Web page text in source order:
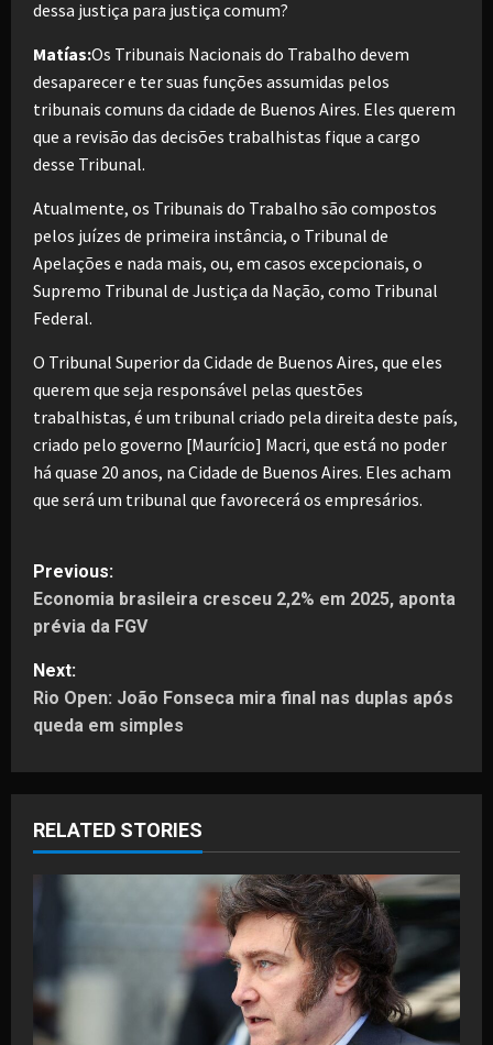
dessa justiça para justiça comum?
Matías:Os Tribunais Nacionais do Trabalho devem
desaparecer e ter suas funções assumidas pelos
tribunais comuns da cidade de Buenos Aires. Eles querem
que a revisão das decisões trabalhistas fique a cargo
desse Tribunal.
Atualmente, os Tribunais do Trabalho são compostos
pelos juízes de primeira instância, o Tribunal de
Apelações e nada mais, ou, em casos excepcionais, o
Supremo Tribunal de Justiça da Nação, como Tribunal
Federal.
O Tribunal Superior da Cidade de Buenos Aires, que eles
querem que seja responsável pelas questões
trabalhistas, é um tribunal criado pela direita deste país,
criado pelo governo [Maurício] Macri, que está no poder
há quase 20 anos, na Cidade de Buenos Aires. Eles acham
que será um tribunal que favorecerá os empresários.
P
o
s
t
n
a
v
i
a
t
Previous:
Economia brasileira cresceu 2,2% em 2025, aponta
prévia da FGV
Next:
Rio Open: João Fonseca mira final nas duplas após
queda em simples
RELATED STORIES